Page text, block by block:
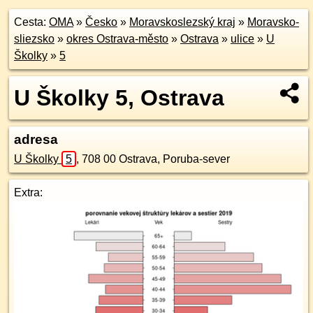
Cesta: OMA» Česko » Moravskoslezský kraj » Moravsko-
sliezsko » okres Ostrava-město » Ostrava » ulice » U
Školky » 5
U Školky 5, Ostrava
adresa
U Školky 5 , 708 00 Ostrava, Poruba-sever
Extra: